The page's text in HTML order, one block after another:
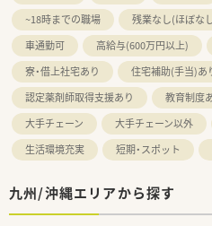
~18時までの職場
残業なし(ほぼな
車通勤可
高給与(600万円以上)
寮・借上社宅あり
住宅補助(手当)あ
認定薬剤師取得支援あり
教育制度
大手チェーン
大手チェーン以外
生活環境充実
短期・スポット
九州/沖縄エリアから探す